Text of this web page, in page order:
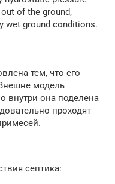
of the ground,
wet ground conditions.
тем, что его
модель
внутри она поделена
проходят
септика: